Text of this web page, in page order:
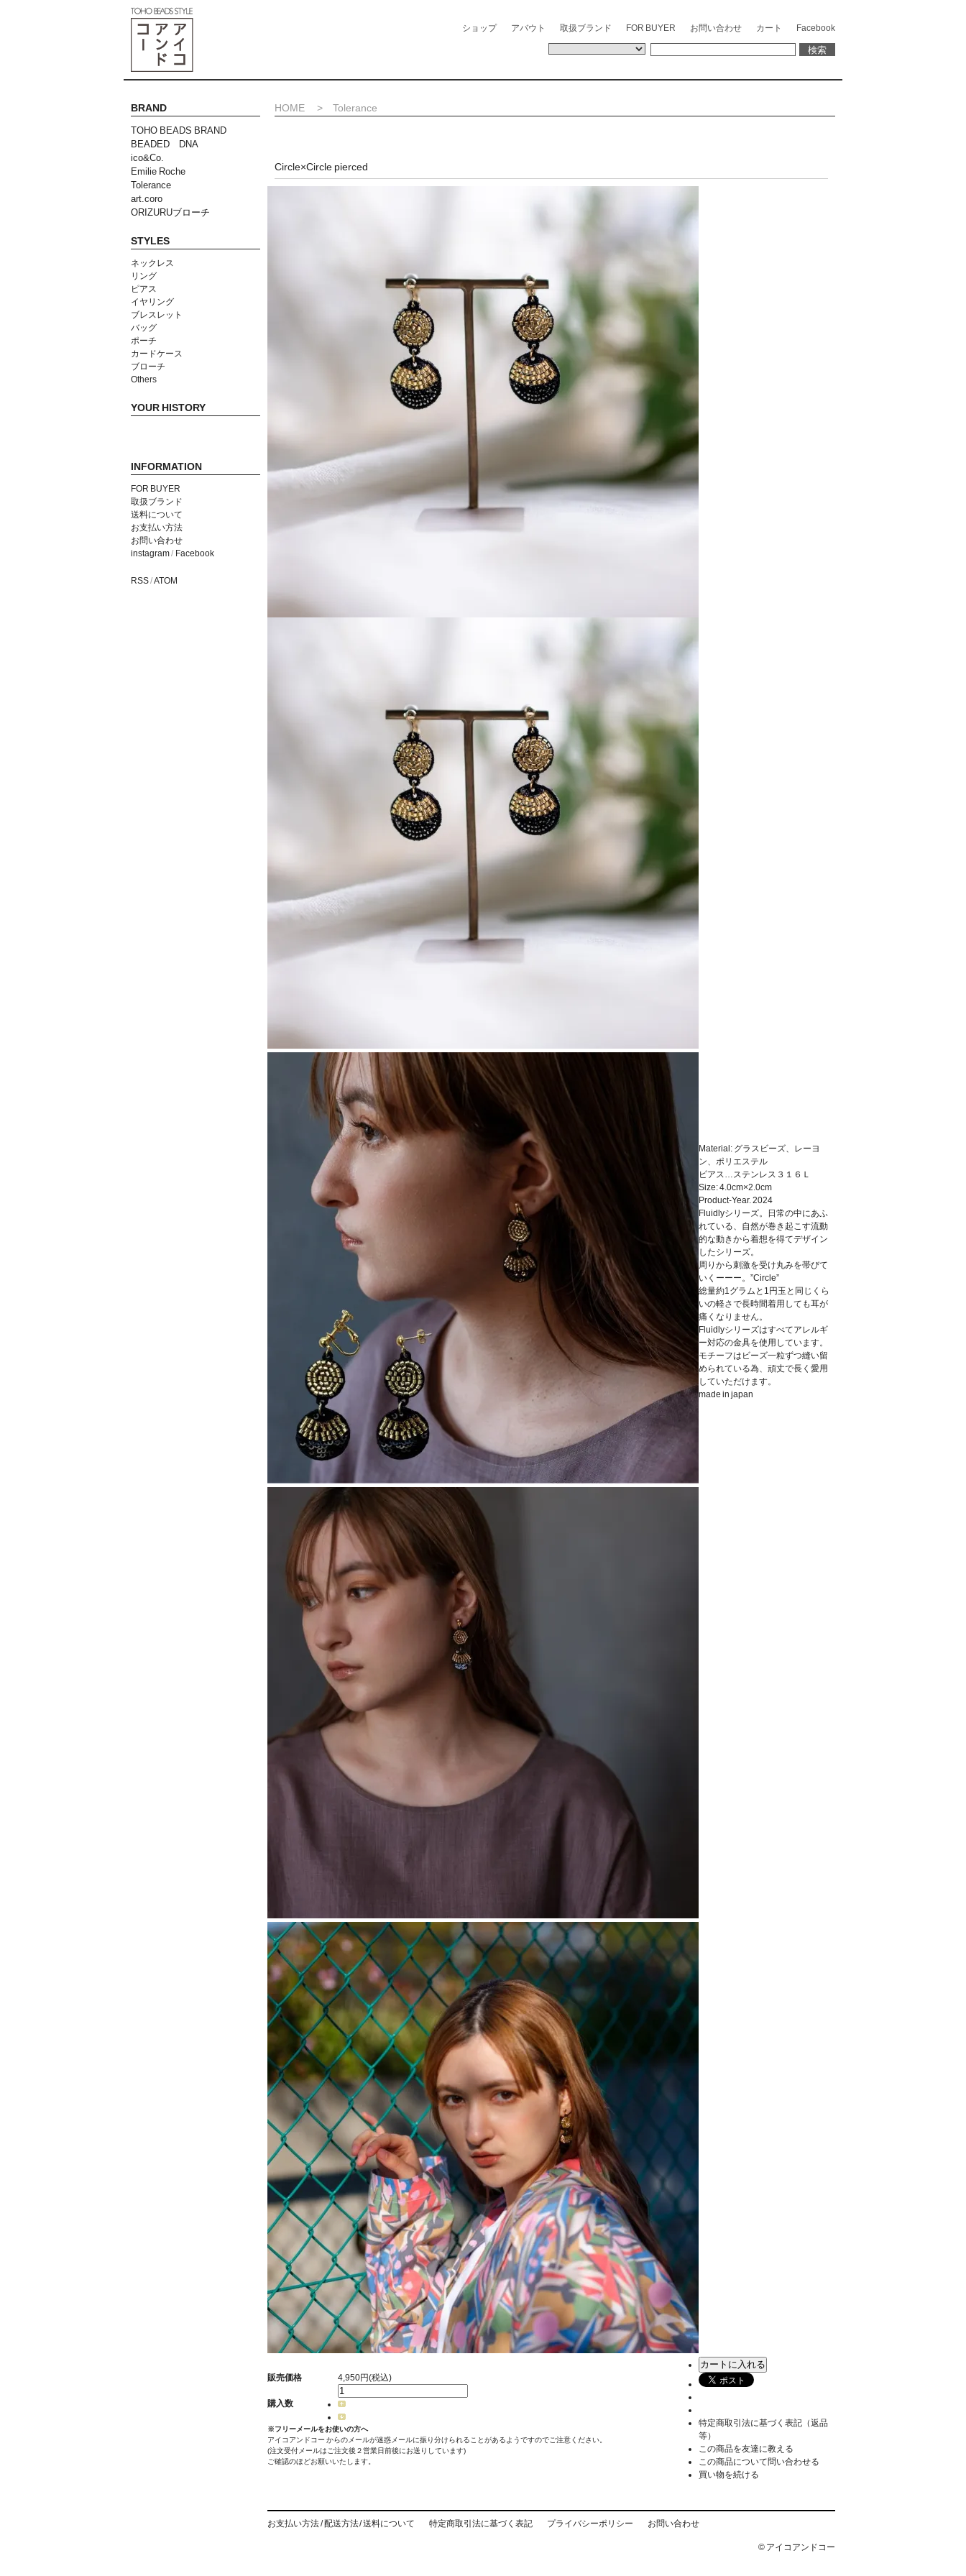
Facebook
カート
お問い合わせ
FOR BUYER
取扱ブランド
アバウト
ショップ
BRAND
TOHO BEADS BRAND
BEADED DNA
ico&Co.
Emilie Roche
Tolerance
art.coro
ORIZURUブローチ
STYLES
ネックレス
リング
ピアス
イヤリング
ブレスレット
バッグ
ポーチ
カードケース
ブローチ
Others
YOUR HISTORY
INFORMATION
FOR BUYER
取扱ブランド
送料について
お支払い方法
お問い合わせ
instagram/ Facebook
RSS/ATOM
HOME > Tolerance
Circle×Circle pierced
Material: グラスビーズ、レーヨ
ン、ポリエステル
ピアス…ステンレス３１６Ｌ
Size: 4.0cm×2.0cm
Product-Year. 2024
Fluidlyシリーズ。日常の中にあふ
れている、自然が巻き起こす流動
的な動きから着想を得てデザイン
したシリーズ。
周りから刺激を受け丸みを帯びて
いくーーー。”Circle”
総量約1グラムと1円玉と同じくら
いの軽さで長時間着用しても耳が
痛くなりません。
Fluidlyシリーズはすべてアレルギ
ー対応の金具を使用しています。
モチーフはビーズ一粒ずつ縫い留
められている為、頑丈で長く愛用
していただけます。
made in japan
販売価格 4,950円(税込)
購入数
※フリーメールをお使いの方へ
アイコアンドコー からのメールが迷惑メールに振り分けられることがあるようですのでご注意ください。
(注文受付メールはご注文後２営業日前後にお送りしています)
ご確認のほどお願いいたします。
特定商取引法に基づく表記（返品
等）
この商品を友達に教える
この商品について問い合わせる
買い物を続ける
お支払い方法 / 配送方法 / 送料について 特定商取引法に基づく表記 プライバシーポリシー お問い合わせ
© アイコアンドコー